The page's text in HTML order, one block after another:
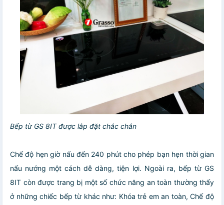
Bếp từ GS 8IT được lắp đặt chắc chắn
Chế độ hẹn giờ nấu đến 240 phút cho phép bạn hẹn thời gian
nấu nướng một cách dễ dàng, tiện lợi. Ngoài ra, bếp từ GS
8IT còn được trang bị một số chức năng an toàn thường thấy
ở những chiếc bếp từ khác như: Khóa trẻ em an toàn, Chế độ